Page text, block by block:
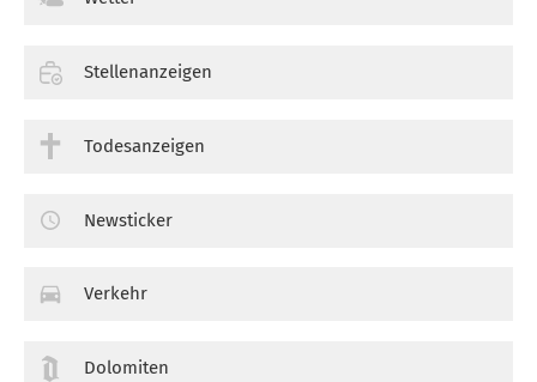
Stellenanzeigen
Todesanzeigen
Newsticker
Verkehr
Dolomiten